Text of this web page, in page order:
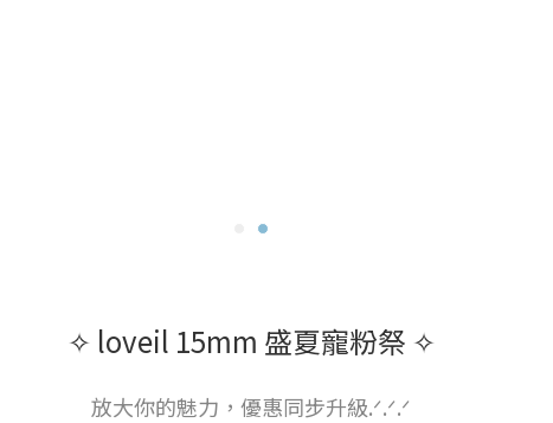
✧ loveil 15mm 盛夏寵粉祭 ✧
放大你的魅力，優惠同步升級.ᐟ.ᐟ.ᐟ